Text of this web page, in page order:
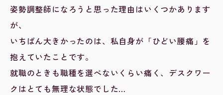
姿勢調整師になろうと思った理由はいくつかあります
が、
いちばん大きかったのは、私自身が「ひどい腰痛」を
抱えていたことです。
就職のときも職種を選べないくらい痛く、デスクワー
クはとても無理な状態でした…